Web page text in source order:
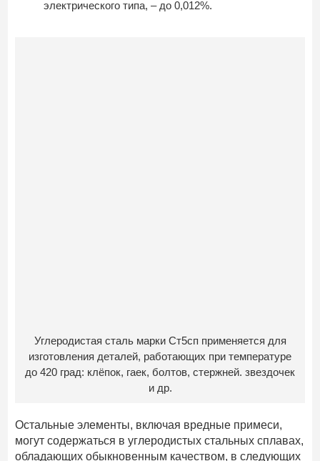
электрического типа, – до 0,012%.
Углеродистая сталь марки Ст5сп применяется для
изготовления деталей, работающих при температуре
до 420 град: клёпок, гаек, болтов, стержней. звездочек
и др.
Остальные элементы, включая вредные примеси,
могут содержаться в углеродистых стальных сплавах,
обладающих обыкновенным качеством, в следующих